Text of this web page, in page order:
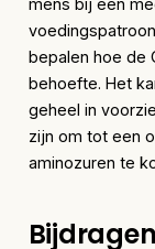
bepalen hoe de
behoefte. Het
geheel in
zijn om tot een
aminozuren te